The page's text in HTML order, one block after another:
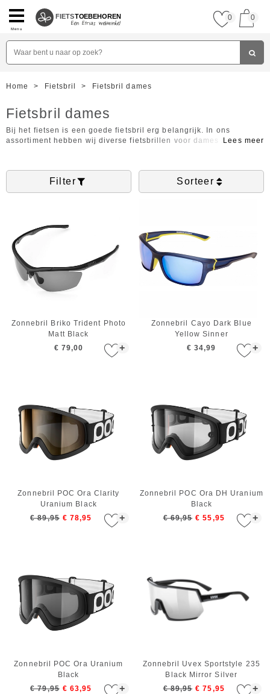
Menu
FIETSTOEBEHOREN 0 0
Home > Fietsbril > Fietsbril dames
Fietsbril dames
Bij het fietsen is een goede fietsbril erg belangrijk. In ons
assortiment hebben wij diverse fietsbrillen voor dames zoals een
Oakley fietsbril,POC Fietsbrilen Agu fietsbril. Het assortiment is
zeer divers waardoor er een fietsbril voor iedere vrouw te vinden
is.
Filter Sorteer
+
Zonnebril Briko Trident Photo
Matt Black
€ 79,00
+
Zonnebril Cayo Dark Blue
Yellow Sinner
€ 34,99
+
Zonnebril POC Ora Clarity
Uranium Black
€ 89,95 € 78,95 +
Zonnebril POC Ora DH Uranium
Black
€ 69,95 € 55,95
+
Zonnebril POC Ora Uranium
Black
€ 79,95 € 63,95 +
Zonnebril Uvex Sportstyle 235
Black Mirror Silver
€ 89,95 € 75,95